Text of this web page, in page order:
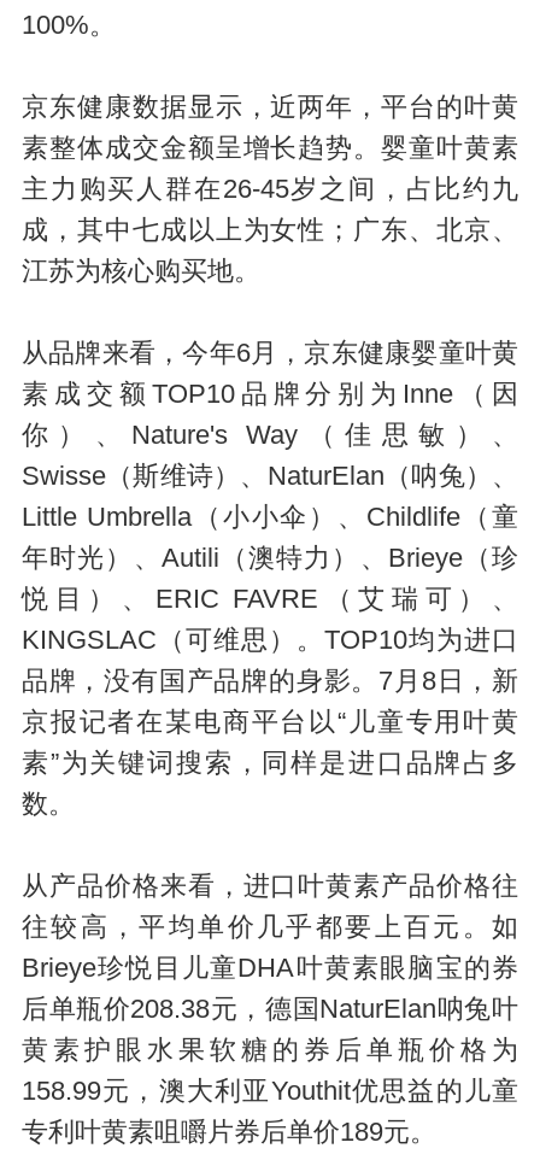
100%。
京东健康数据显示，近两年，平台的叶黄
素整体成交金额呈增长趋势。婴童叶黄素
主力购买人群在26-45岁之间，占比约九
成，其中七成以上为女性；广东、北京、
江苏为核心购买地。
从品牌来看，今年6月，京东健康婴童叶黄
素成交额 TOP10品牌分别为 Inne（因
你）、Nature's Way（佳思敏）、
Swisse（斯维诗）、NaturElan（呐兔）、
Little Umbrella（小小伞）、Childlife（童
年时光）、Autili（澳特力）、Brieye（珍
悦目）、ERIC FAVRE（艾瑞可）、
KINGSLAC（可维思）。TOP10均为进口
品牌，没有国产品牌的身影。7月8日，新
京报记者在某电商平台以“儿童专用叶黄
素”为关键词搜索，同样是进口品牌占多
数。
从产品价格来看，进口叶黄素产品价格往
往较高，平均单价几乎都要上百元。如
Brieye珍悦目儿童DHA叶黄素眼脑宝的券
后单瓶价208.38元，德国NaturElan呐兔叶
黄素护眼水果软糖的券后单瓶价格为
158.99元，澳大利亚Youthit优思益的儿童
专利叶黄素咀嚼片券后单价189元。